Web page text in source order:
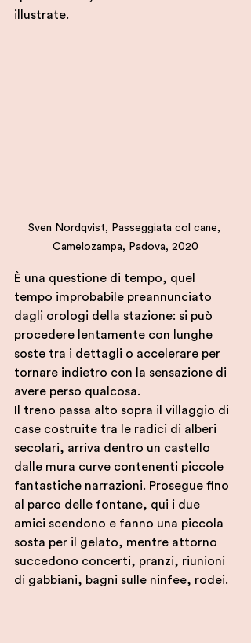
illustrate.
Sven Nordqvist, Passeggiata col cane,
Camelozampa, Padova, 2020
È una questione di tempo, quel
tempo improbabile preannunciato
dagli orologi della stazione: si può
procedere lentamente con lunghe
soste tra i dettagli o accelerare per
tornare indietro con la sensazione di
avere perso qualcosa.
Il treno passa alto sopra il villaggio di
case costruite tra le radici di alberi
secolari, arriva dentro un castello
dalle mura curve contenenti piccole
fantastiche narrazioni. Prosegue fino
al parco delle fontane, qui i due
amici scendono e fanno una piccola
sosta per il gelato, mentre attorno
succedono concerti, pranzi, riunioni
di gabbiani, bagni sulle ninfee, rodei.